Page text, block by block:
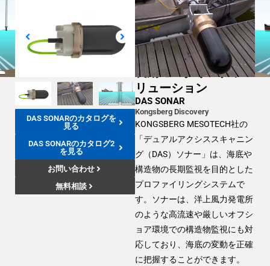
DAS SONARのカタログを
見る
DAS SONARのカタログ2
を見る
お問い合わせ
無料相談
調査, 測量・測定, 観測・
モニタリング, 無人化・省
人化, 環境アセスメント,
海洋開発・安全運航
海中構造物を守る、
長期モニタリングソ
リューション
DAS SONAR
Kongsberg Discovery
KONGSBERG MESOTECH社の
「デュアルアクシススキャニン
グ（DAS）ソナー」は、海底や
構造物の長期監視を目的とした
プロファイリングシステムで
す。ソナーは、洋上風力発電所
のような高流速や厳しいオフシ
ョア環境での構造物監視にも対
応しており、海底の変動を正確
に把握することができます。